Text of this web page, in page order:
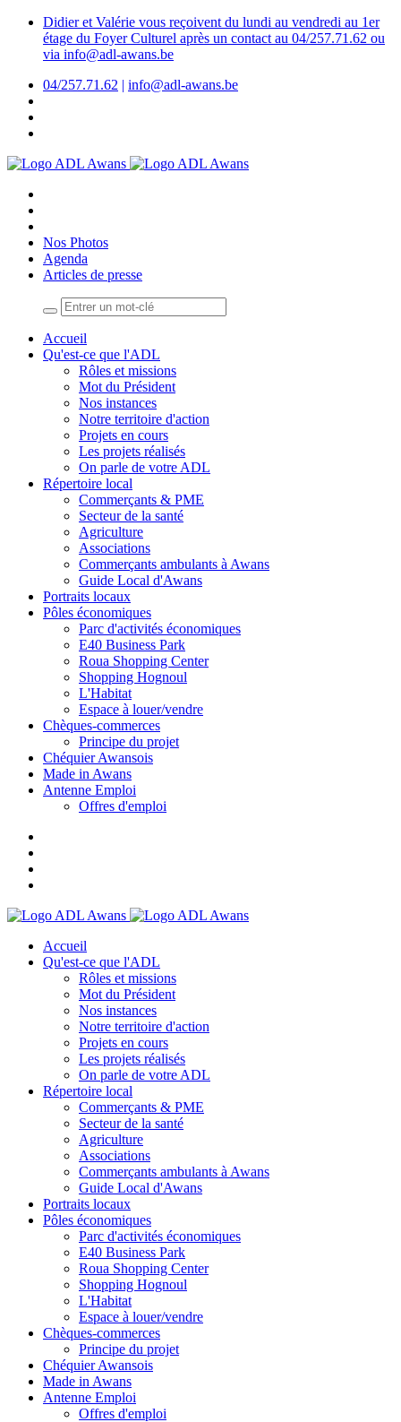
Didier et Valérie vous reçoivent du lundi au vendredi au 1er
étage du Foyer Culturel après un contact au 04/257.71.62 ou
via info@adl-awans.be
04/257.71.62 | info@adl-awans.be
Nos Photos
Agenda
Articles de presse
Accueil
Qu'est-ce que l'ADL
Rôles et missions
Mot du Président
Nos instances
Notre territoire d'action
Projets en cours
Les projets réalisés
On parle de votre ADL
Répertoire local
Commerçants & PME
Secteur de la santé
Agriculture
Associations
Commerçants ambulants à Awans
Guide Local d'Awans
Portraits locaux
Pôles économiques
Parc d'activités économiques
E40 Business Park
Roua Shopping Center
Shopping Hognoul
L'Habitat
Espace à louer/vendre
Chèques-commerces
Principe du projet
Chéquier Awansois
Made in Awans
Antenne Emploi
Offres d'emploi
Accueil
Qu'est-ce que l'ADL
Rôles et missions
Mot du Président
Nos instances
Notre territoire d'action
Projets en cours
Les projets réalisés
On parle de votre ADL
Répertoire local
Commerçants & PME
Secteur de la santé
Agriculture
Associations
Commerçants ambulants à Awans
Guide Local d'Awans
Portraits locaux
Pôles économiques
Parc d'activités économiques
E40 Business Park
Roua Shopping Center
Shopping Hognoul
L'Habitat
Espace à louer/vendre
Chèques-commerces
Principe du projet
Chéquier Awansois
Made in Awans
Antenne Emploi
Offres d'emploi